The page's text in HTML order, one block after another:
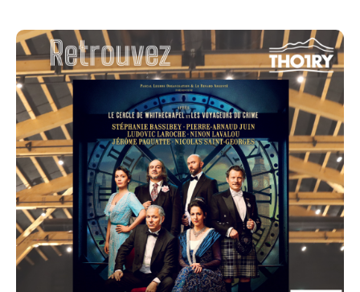
mon bras droit, Bram Stoker le directeur du théâtre,
Georges Bernard Shaw le dramaturge, Miss Lime mon
assistante, Arthur Conan Doyle le célèbre romancier.
Pourtant mon meurtrier est forcément parmi eux.
Alors Qui ? Qui m a assassiné ? Et si c’était
simplement mon heure ? »